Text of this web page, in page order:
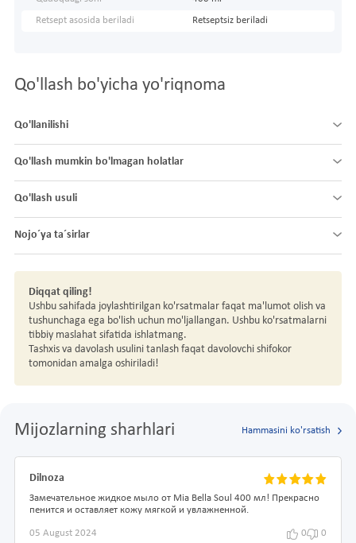
Retsept asosida beriladi Retseptsiz beriladi
Qo'llash bo'yicha yo'riqnoma
Qo'llanilishi
Qo'llash mumkin bo'lmagan holatlar
Qo'llash usuli
Nojo´ya ta´sirlar
Diqqat qiling!
Ushbu sahifada joylashtirilgan ko'rsatmalar faqat ma'lumot olish va
tushunchaga ega bo'lish uchun mo'ljallangan. Ushbu ko'rsatmalarni
tibbiy maslahat sifatida ishlatmang.
Tashxis va davolash usulini tanlash faqat davolovchi shifokor
tomonidan amalga oshiriladi!
Mijozlarning sharhlari Hammasini ko'rsatish
Dilnoza
Замечательное жидкое мыло от Mia Bella Soul 400 мл! Прекрасно
пенится и оставляет кожу мягкой и увлажненной.
05 August 2024 0 0